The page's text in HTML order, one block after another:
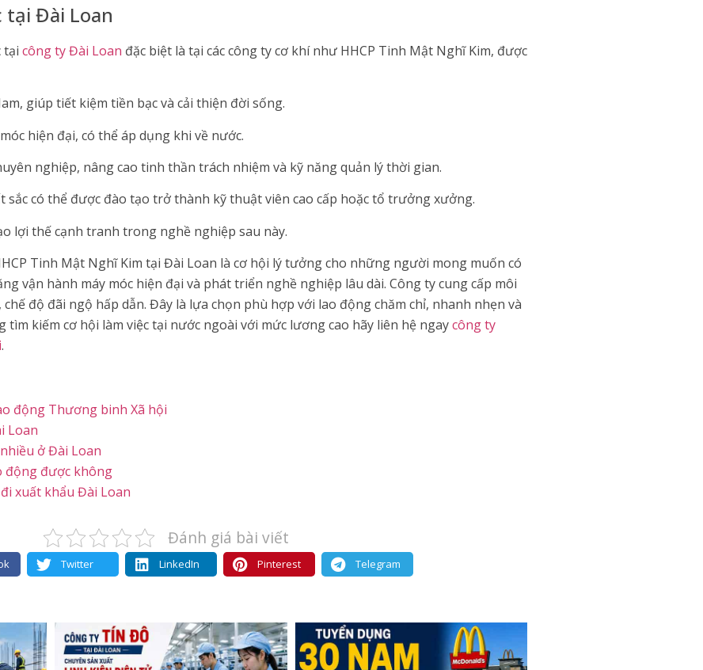
tại Đài Loan
tại công ty Đài Loan đặc biệt là tại các công ty cơ khí như HHCP Tinh Mật Nghĩ Kim, được
giúp tiết kiệm tiền bạc và cải thiện đời sống.
hiện đại, có thể áp dụng khi về nước.
nghiệp, nâng cao tinh thần trách nhiệm và kỹ năng quản lý thời gian.
sắc có thể được đào tạo trở thành kỹ thuật viên cao cấp hoặc tổ trưởng xưởng.
lợi thế cạnh tranh trong nghề nghiệp sau này.
Tinh Mật Nghĩ Kim tại Đài Loan là cơ hội lý tưởng cho những người mong muốn có
vận hành máy móc hiện đại và phát triển nghề nghiệp lâu dài. Công ty cung cấp môi
độ đãi ngộ hấp dẫn. Đây là lựa chọn phù hợp với lao động chăm chỉ, nhanh nhẹn và
tìm kiếm cơ hội làm việc tại nước ngoài với mức lương cao hãy liên hệ ngaycông ty
.
động Thương binh Xã hội
Loan
ở Đài Loan
động được không
xuất khẩu Đài Loan
Đánh giá bài viết
Twitter LinkedIn Pinterest Telegram